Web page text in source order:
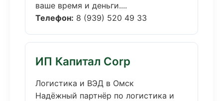
ваше время и деньги....
Телефон: 8 (939) 520 49 33
ИП Капитал Corp
Логистика и ВЭД в Омск
Надёжный партнёр по логистика и